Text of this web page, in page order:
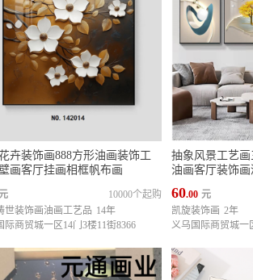
卉装饰画888方形油画装饰工
画客厅挂画相框帆布画
10000个起购
世装饰画油画工艺品 14年
际商贸城一区14门3楼11街8366
抽象风景工艺
油画客厅装饰
60.00 元
凯旋装饰画 2年
义乌国际商贸城一